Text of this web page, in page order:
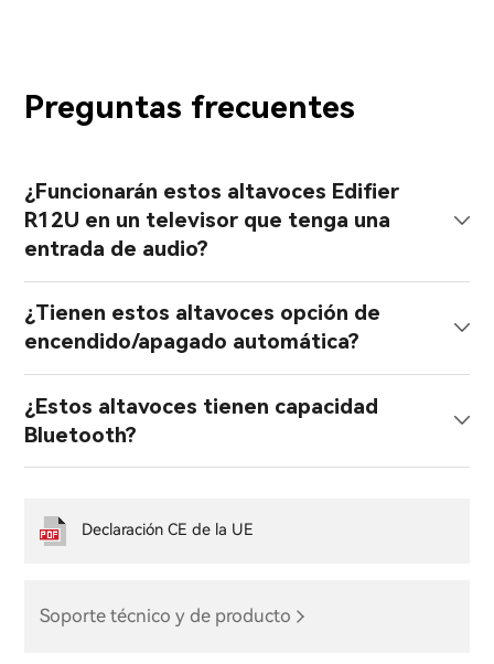
Preguntas frecuentes
¿Funcionarán estos altavoces Edifier
R12U en un televisor que tenga una
entrada de audio?
¿Tienen estos altavoces opción de
encendido/apagado automática?
¿Estos altavoces tienen capacidad
Bluetooth?
Soporte técnico y de producto
Declaración CE de la UE